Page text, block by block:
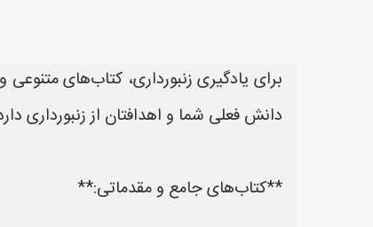
برای یادگیری زنبورداری، کتاب‌های
دانش فعلی شما و اهدافتان از زنبورداری
**کتاب‌های جامع و مقدماتی:**